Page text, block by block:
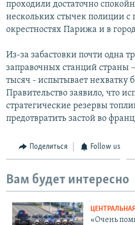
проходили достаточно
нескольких стычек полиции
окрестностях Парижа и в
Из-за забастовки почти одна
заправочных станций страны
тысяч - испытывает нехватку
Правительство заявило, что
стратегические резервы
предотвратить застой во
Поделиться Follow us
Вам будет интересно
«Очень